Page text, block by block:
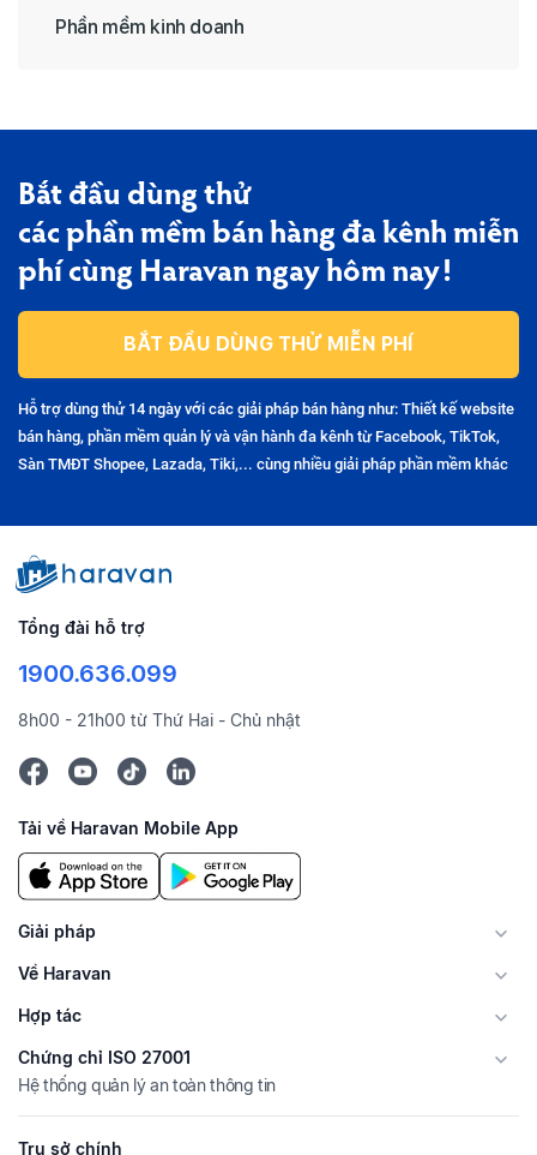
Phần mềm kinh doanh
Bắt đầu dùng thử
các phần mềm bán hàng đa kênh miễn
phí cùng Haravan ngay hôm nay!
BẮT ĐẦU DÙNG THỬ MIỄN PHÍ
Hỗ trợ dùng thử 14 ngày với các giải pháp bán hàng như: Thiết kế website
bán hàng, phần mềm quản lý và vận hành đa kênh từ Facebook, TikTok,
Sàn TMĐT Shopee, Lazada, Tiki,... cùng nhiều giải pháp phần mềm khác
Tổng đài hỗ trợ
1900.636.099
8h00 - 21h00 từ Thứ Hai - Chủ nhật
Tải về Haravan Mobile App
Giải pháp
Về Haravan
Hợp tác
Chứng chỉ ISO 27001
Hệ thống quản lý an toàn thông tin
Trụ sở chính